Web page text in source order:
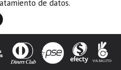
de datos.